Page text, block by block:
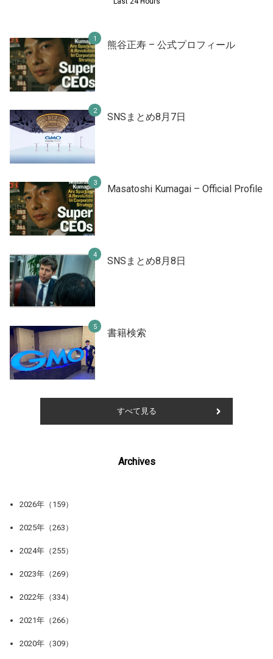
熊谷正寿 – 公式プロフィール
SNSまとめ8月7日
Masatoshi Kumagai – Official Profile
SNSまとめ8月8日
書籍検索
すべて見る
Archives
2026年（159）
2025年（263）
2024年（255）
2023年（269）
2022年（334）
2021年（266）
2020年（309）